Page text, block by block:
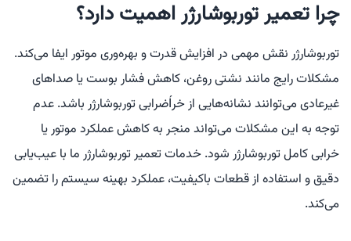
چرا تعمیر توربوشارژر اهمیت دارد؟
توربوشارژر نقش مهمی در افزایش قدرت و بهره‌وری موتور ایفا می‌کند.
مشکلات رایج مانند نشتی روغن، کاهش فشار بوست یا صداهای
غیرعادی می‌توانند نشانه‌هایی از خرÍضرابی توربوشارژر باشد. عدم
توجه به این مشکلات می‌تواند منجر به کاهش عملکرد موتور یا
خرابی کامل توربوشارژر شود. خدمات تعمیر توربوشارژر ما با عیب‌یابی
دقیق و استفاده از قطعات باکیفیت، عملکرد بهینه سیستم را تضمین
می‌کند.